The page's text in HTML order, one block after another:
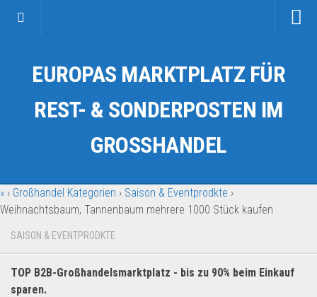
Kategorien
Auto & Motorrad
Fahrzeuge & Transport
Garten & Werkzeug
Geschäft, Büro & Schreibwaren
Geschenkartikel
Handy und Smartphone
EUROPAS MARKTPLATZ FÜR
REST- & SONDERPOSTEN IM
GROSSHANDEL
» › Großhandel Kategorien › Saison & Eventprodkte ›
Weihnachtsbaum, Tannenbaum mehrere 1000 Stück kaufen
SAISON & EVENTPRODKTE
TOP B2B-Großhandelsmarktplatz - bis zu 90% beim Einkauf
sparen.